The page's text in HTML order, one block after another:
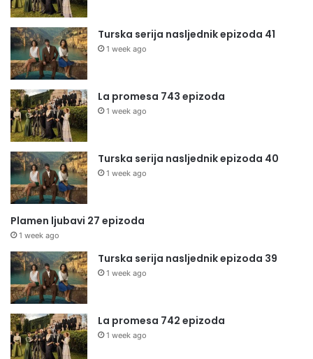
Turska serija nasljednik epizoda 41
1 week ago
La promesa 743 epizoda
1 week ago
Turska serija nasljednik epizoda 40
1 week ago
Plamen ljubavi 27 epizoda
1 week ago
Turska serija nasljednik epizoda 39
1 week ago
La promesa 742 epizoda
1 week ago